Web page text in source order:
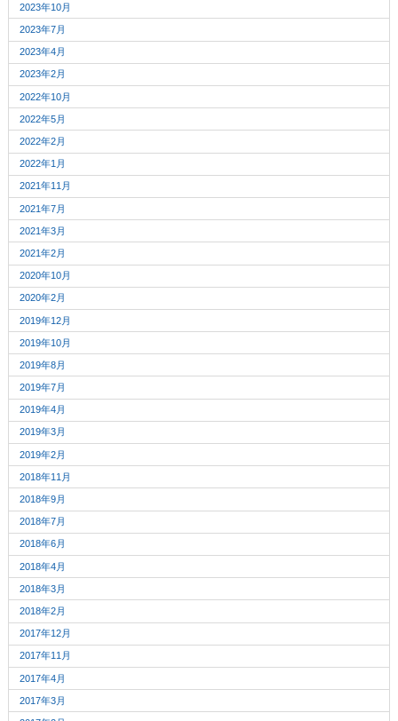
2023年10月
2023年7月
2023年4月
2023年2月
2022年10月
2022年5月
2022年2月
2022年1月
2021年11月
2021年7月
2021年3月
2021年2月
2020年10月
2020年2月
2019年12月
2019年10月
2019年8月
2019年7月
2019年4月
2019年3月
2019年2月
2018年11月
2018年9月
2018年7月
2018年6月
2018年4月
2018年3月
2018年2月
2017年12月
2017年11月
2017年4月
2017年3月